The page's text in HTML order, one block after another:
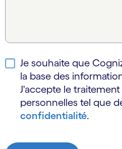
Je souhaite que
la base des
J'accepte le
personnelles tel que
confidentialité.